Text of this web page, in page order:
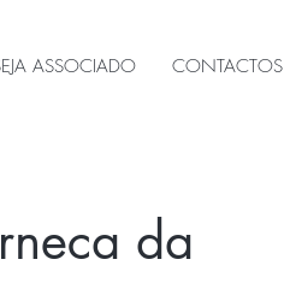
ASSOCIADO CONTACTOS
da